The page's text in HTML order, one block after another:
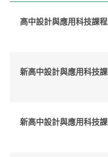
高中設計與應用科技課
新高中設計與應用科技
新高中設計與應用科技